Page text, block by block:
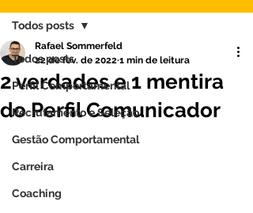
Todos posts
Perfil Comportamental
Recrutamento e Seleção
Gestão Comportamental
Carreira
Coaching
Todos posts
2 verdades e 1 mentira
do Perfil Comunicador
Rafael Sommerfeld
22 de fev. de 2022 1 min de leitura